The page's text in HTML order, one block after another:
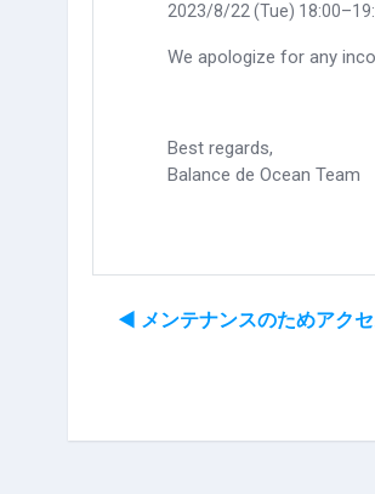
2023/8/22 (Tue)
We apologize for any
Best regards,
Balance de Ocean Team
◀︎ メンテナンスのためアク